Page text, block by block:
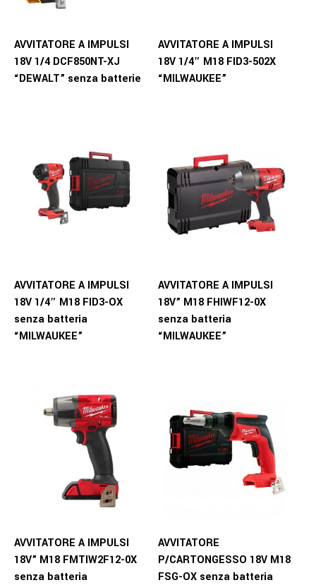
AVVITATORE A IMPULSI
18V 1/4 DCF850NT-XJ
“DEWALT” senza batterie
AVVITATORE A IMPULSI
18V 1/4″ M18 FID3-502X
“MILWAUKEE”
AVVITATORE A IMPULSI
18V 1/4″ M18 FID3-OX
senza batteria
“MILWAUKEE”
AVVITATORE A IMPULSI
18V” M18 FHIWF12-0X
senza batteria
“MILWAUKEE”
AVVITATORE A IMPULSI
18V” M18 FMTIW2F12-0X
senza batteria
AVVITATORE
P/CARTONGESSO 18V M18
FSG-OX senza batteria